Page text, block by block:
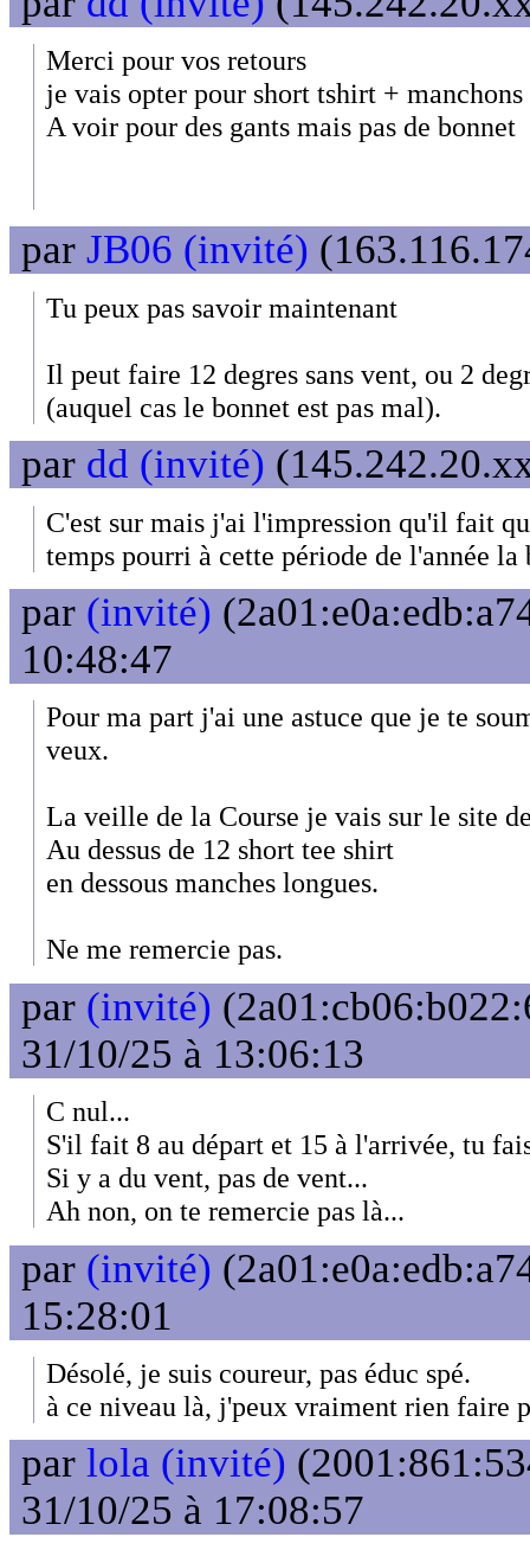
Merci pour vos retours
je vais opter pour short tshirt + manchons
A voir pour des gants mais pas de bonnet
par JB06 (invité)
Tu peux pas savoir maintenant
Il peut faire 12 degres sans vent, ou 2
(auquel cas le bonnet est pas mal).
par dd (invité)
C'est sur mais j'ai l'impression qu'il fait
temps pourri à cette période de l'année la
par (invité)
10:48:47
Pour ma part j'ai une astuce que je te
veux.
La veille de la Course je vais sur le site
Au dessus de 12 short tee shirt
en dessous manches longues.
Ne me remercie pas.
par (invité)
31/10/25 à 13:06:13
C nul...
S'il fait 8 au départ et 15 à l'arrivée, tu
Si y a du vent, pas de vent...
Ah non, on te remercie pas là...
par (invité)
15:28:01
Désolé, je suis coureur, pas éduc spé.
à ce niveau là, j'peux vraiment rien faire
par lola (invité)
31/10/25 à 17:08:57